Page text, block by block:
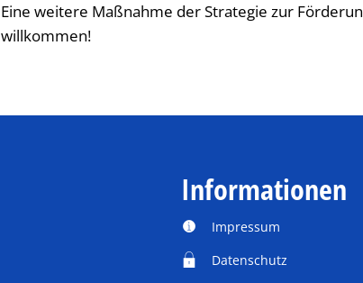
Eine weitere Maßnahme der Strategie zur
willkommen!
Informationen
Impressum
Datenschutz